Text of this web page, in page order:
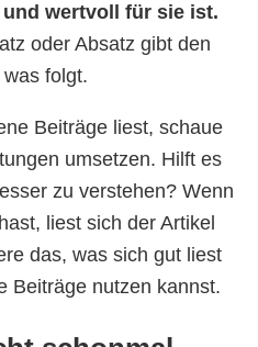
wertvoll für sie ist.
oder Absatz gibt den
folgt.
Beiträge liest, schaue
umsetzen. Hilft es
zu verstehen? Wenn
liest sich der Artikel
das, was sich gut liest
Beiträge nutzen kannst.